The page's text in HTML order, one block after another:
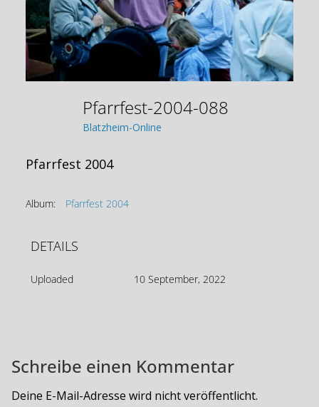
Pfarrfest-2004-088
Blatzheim-Online
Pfarrfest 2004
Album: Pfarrfest 2004
DETAILS
Uploaded 10 September, 2022
Schreibe einen Kommentar
Deine E-Mail-Adresse wird nicht veröffentlicht.